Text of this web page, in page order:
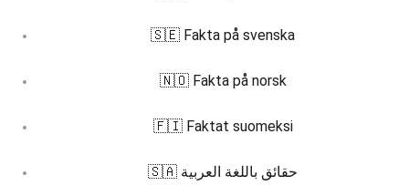
🇸🇪 Fakta på svenska
🇳🇴 Fakta på norsk
🇫🇮 Faktat suomeksi
🇸🇦 حقائق باللغة العربية